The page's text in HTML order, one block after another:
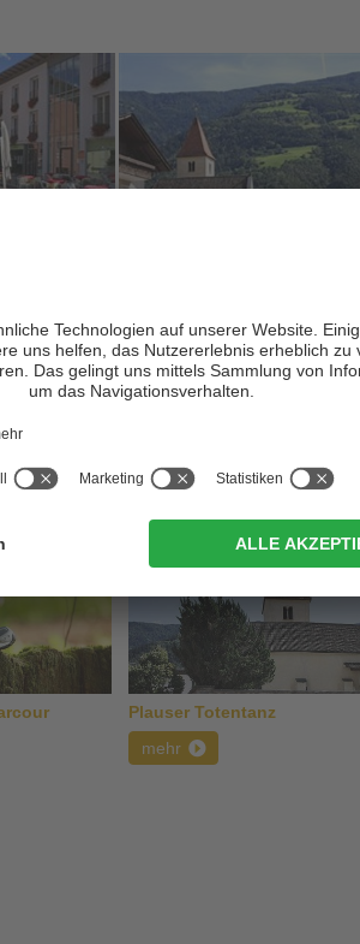
unbedingt den vom Maler Luis Stefan
besichtigt werden kann. Direkt vorbei führt
alte Zeiten eintauchen lassen kannst.
Du ebenso in der von Dir ausgewählten
Plauser Totentanz
mehr